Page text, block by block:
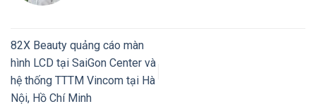
82X Beauty quảng cáo màn
hình LCD tại SaiGon Center và
hệ thống TTTM Vincom tại Hà
Nội, Hồ Chí Minh